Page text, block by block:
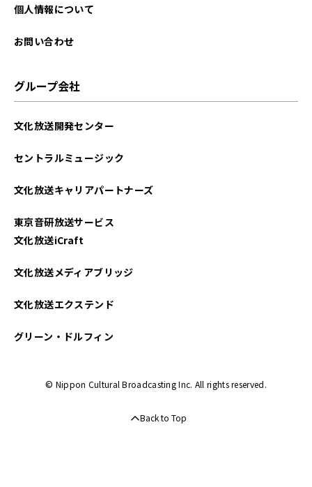
個人情報について
お問い合わせ
グループ会社
文化放送開発センター
セントラルミュージック
文化放送キャリアパートナーズ
東京音研放送サービス
文化放送iCraft
文化放送メディアブリッジ
文化放送エクステンド
グリーン・ドルフィン
© Nippon Cultural Broadcasting Inc. All rights reserved.
Back to Top